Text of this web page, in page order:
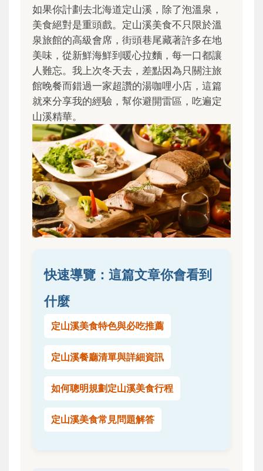
如果你計劃去北海道定山溪，除了泡溫泉，
美食絕對是重頭戲。定山溪美食不只限於溫
泉旅館的高級會席，街頭巷尾藏著許多在地
美味，從新鮮海鮮到暖心拉麵，每一口都讓
人難忘。我上次冬天去，差點因為只關注旅
館晚餐而錯過一家超讚的湯咖哩小店，這篇
就來分享我的經驗，幫你避開雷區，吃遍定
山溪精華。
快速導覽：這篇文章你會看到
什麼
定山溪美食特色與必吃推薦
定山溪餐廳清單與詳細資訊
如何聰明規劃定山溪美食行程
定山溪美食常見問題解答